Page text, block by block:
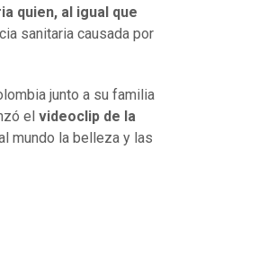
quien, al igual que
sanitaria causada por
junto a su familia
el videoclip de la
mundo la belleza y las